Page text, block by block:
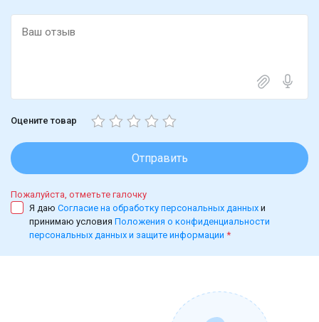
Оцените товар
Отправить
Пожалуйста, отметьте галочку
Я даю Согласие на обработку персональных данных и
принимаю условия Положения о конфиденциальности
персональных данных и защите информации *